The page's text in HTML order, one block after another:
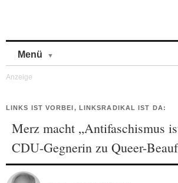
Menü
LINKS IST VORBEI, LINKSRADIKAL IST DA:
Merz macht „Antifaschismus
CDU-Gegnerin zu Queer-